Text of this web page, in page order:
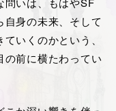
身の未来、そして
いくのかという、
の前に横たわってい